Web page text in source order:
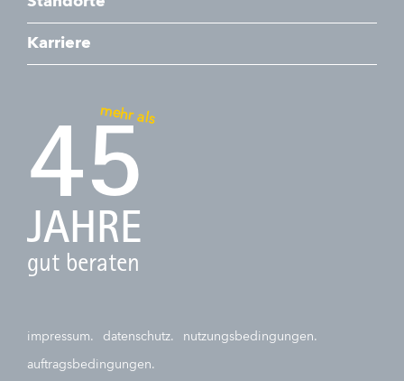
Karriere
mehr als
45
JAHRE
gut beraten
impressum. datenschutz. nutzungsbedingungen.
auftragsbedingungen.